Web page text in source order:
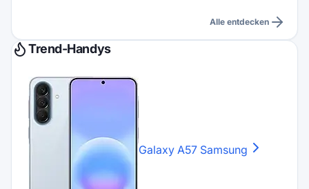
Alle entdecken
Trend-Handys
Galaxy A57 Samsung